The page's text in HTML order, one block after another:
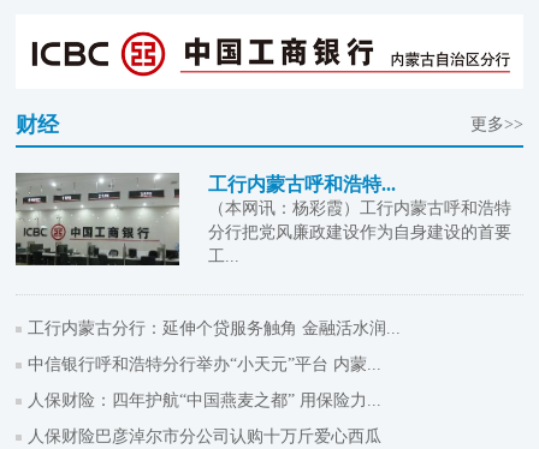
财经 更多>>
工行内蒙古呼和浩特...
（本网讯：杨彩霞）工行内蒙古呼和浩特
分行把党风廉政建设作为自身建设的首要
工...
工行内蒙古分行：延伸个贷服务触角 金融活水润...
中信银行呼和浩特分行举办“小天元”平台 内蒙...
人保财险：四年护航“中国燕麦之都” 用保险力...
人保财险巴彦淖尔市分公司认购十万斤爱心西瓜